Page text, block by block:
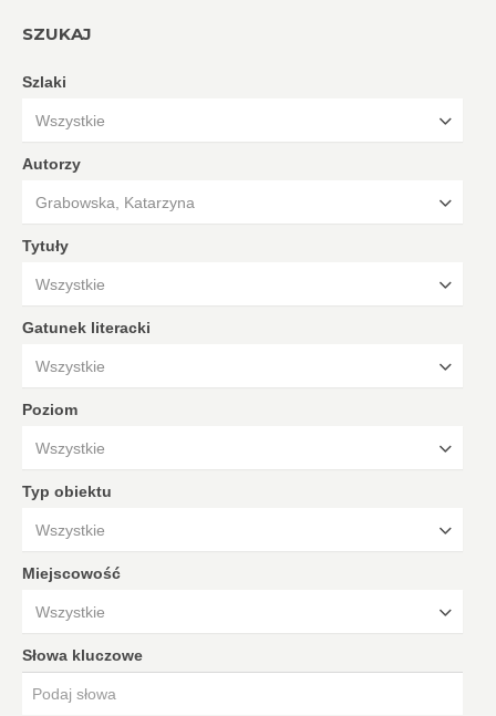
SZUKAJ
Szlaki
Wszystkie
Autorzy
Grabowska, Katarzyna
Tytuły
Wszystkie
Gatunek literacki
Wszystkie
Poziom
Wszystkie
Typ obiektu
Wszystkie
Miejscowość
Wszystkie
Słowa kluczowe